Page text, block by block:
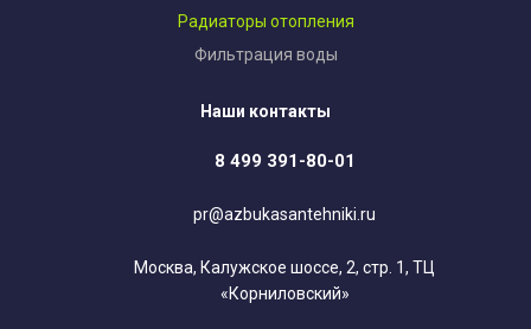
Радиаторы отопления
Фильтрация воды
Наши контакты
8 499 391-80-01
pr@azbukasantehniki.ru
Москва, Калужское шоссе, 2, стр. 1, ТЦ
«Корниловский»